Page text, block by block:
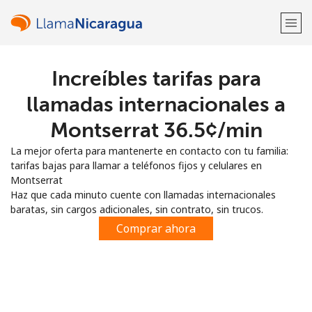
¡Bienvenido!
Regístrate con
o
Increíbles tarifas para
llamadas internacionales a
Montserrat ⁦36.5¢⁩/min
La mejor oferta para mantenerte en contacto con tu familia:
tarifas bajas para llamar a teléfonos fijos y celulares en
Montserrat
Haz que cada minuto cuente con llamadas internacionales
baratas, sin cargos adicionales, sin contrato, sin trucos.
Comprar ahora